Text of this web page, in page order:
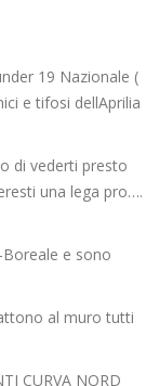
19 Nazionale (
e tifosi dellAprilia
di vederti presto
una lega pro….
e sono
al muro tutti
CURVA NORD